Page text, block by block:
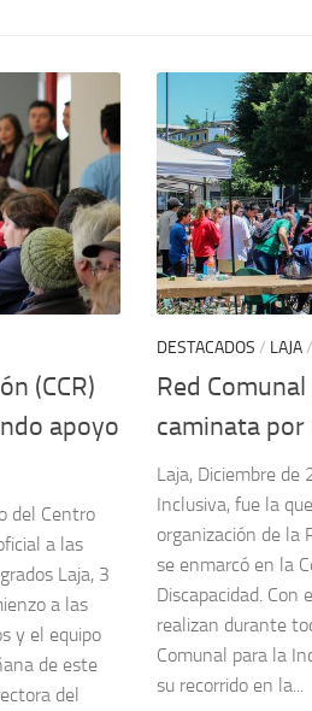
(CCR)
apoyo
del Centro
a las
Laja, 3
a las
y el equipo
de este
del
DESTACADOS / LAJA/
Red
caminata
Laja, Diciembre
Inclusiva, fue la
organización de la
se enmarcó en la
Discapacidad. Con
realizan durante
Comunal para la
su recorrido en la...